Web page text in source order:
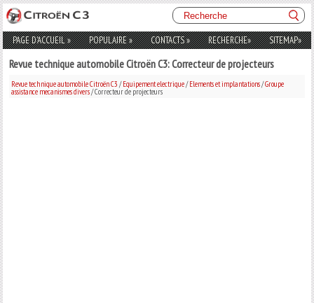
PAGE D'ACCUEIL» POPULAIRE» CONTACTS» RECHERCHE» SITEMAP»
Revue technique automobile Citroën C3: Correcteur de projecteurs
Revue technique automobile Citroën C3 /Equipement electrique/Elements et implantations/Groupe
assistance mecanismes divers/ Correcteur de projecteurs